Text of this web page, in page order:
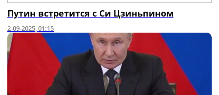
Путин встретится с Си Цзиньпином
2-09-2025, 01:15